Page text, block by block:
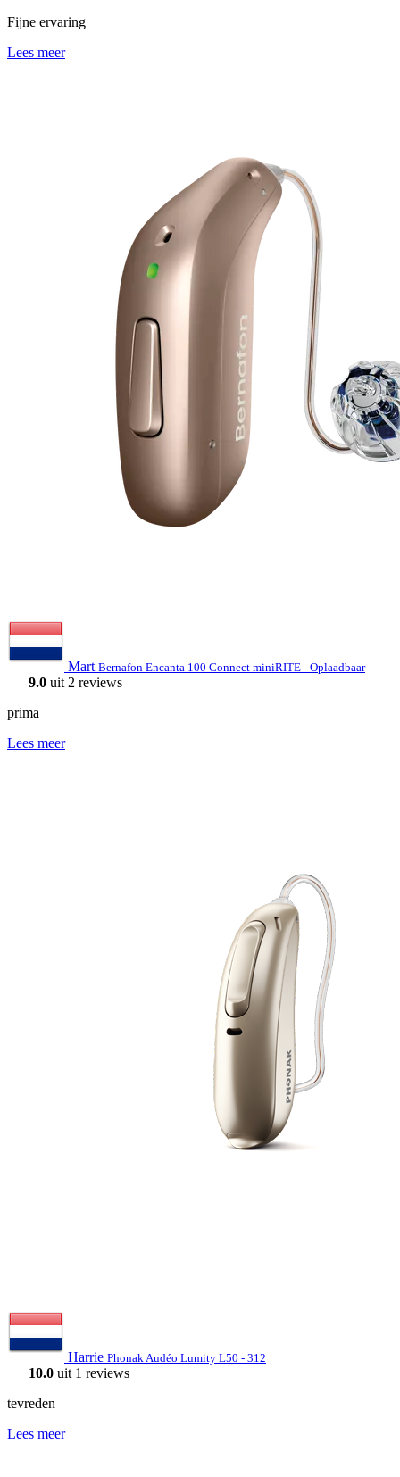
Fijne ervaring
Lees meer
Mart Bernafon Encanta 100 Connect miniRITE - Oplaadbaar
9.0 uit 2 reviews
prima
Lees meer
Harrie Phonak Audéo Lumity L50 - 312
10.0 uit 1 reviews
tevreden
Lees meer